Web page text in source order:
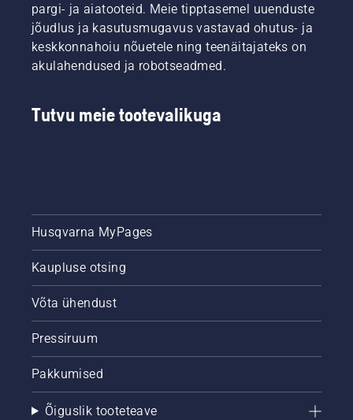
pargi- ja aiatooteid. Meie tipptasemel uuenduste
jõudlus ja kasutusmugavus vastavad ohutus- ja
keskkonnahoiu nõuetele ning teenäitajateks on
akulahendused ja robotseadmed.
Tutvu meie tootevalikuga
Husqvarna MyPages
Kaupluse otsing
Võta ühendust
Pressiruum
Pakkumised
Õiguslik tooteteave